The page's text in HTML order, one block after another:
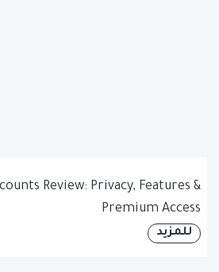
Review: Privacy, Features &
Premium Access
للمزيد